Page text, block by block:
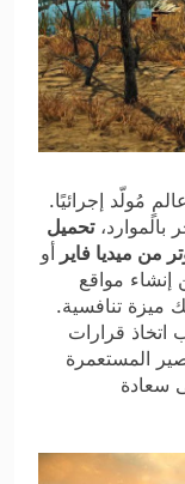
مُولّد إجرائيًا.
بالموارد،تحميل
أو
مواقع
ميزة تنافسية.
اتخاذ قرارات
المستعمرة
سعادة